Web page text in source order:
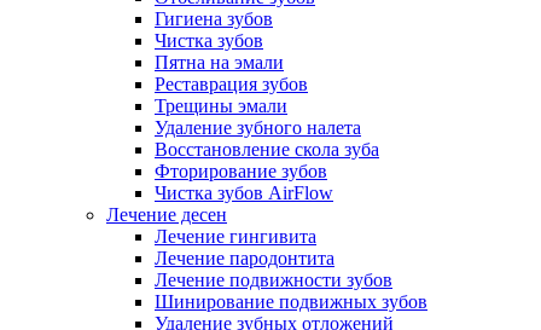
Гигиена зубов
Чистка зубов
Пятна на эмали
Реставрация зубов
Трещины эмали
Удаление зубного налета
Восстановление скола зуба
Фторирование зубов
Чистка зубов AirFlow
Лечение десен
Лечение гингивита
Лечение пародонтита
Лечение подвижности зубов
Шинирование подвижных зубов
Удаление зубных отложений